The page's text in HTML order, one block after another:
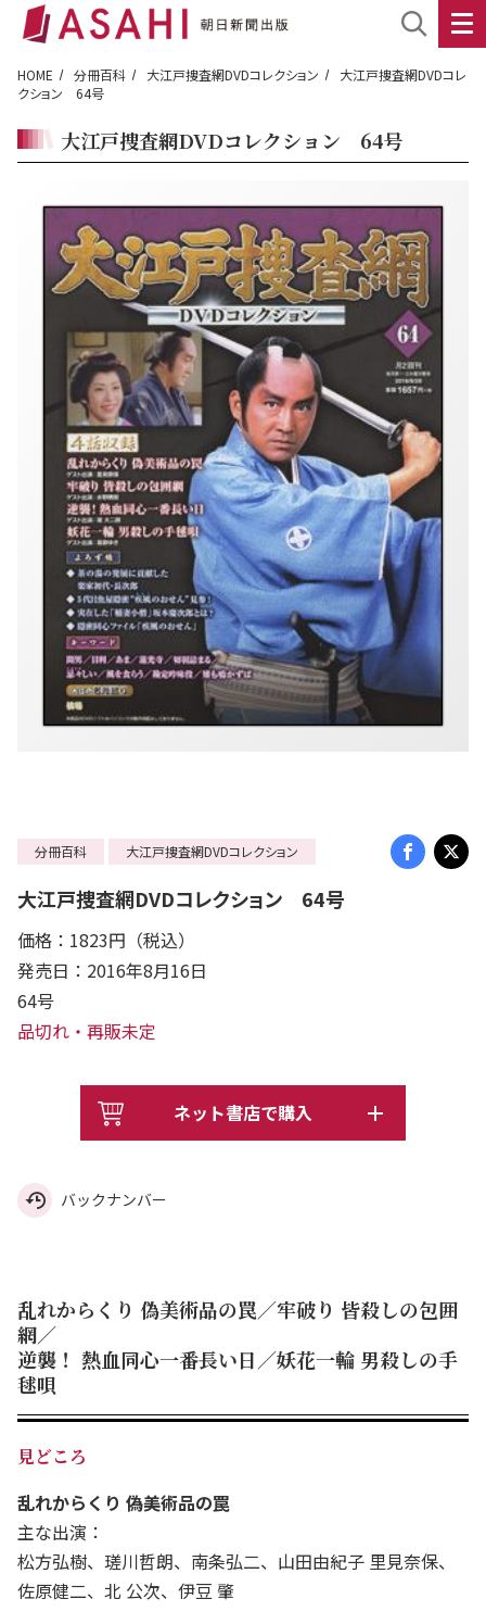
HOME 分冊百科 大江戸捜査網DVDコレクション
大江戸捜査網DVDコレ
クション 64号
大江戸捜査網DVDコレクション 64号
分冊百科 大江戸捜査網DVDコレクション
大江戸捜査網DVDコレクション 64号
価格：1823円（税込）
発売日：2016年8月16日
64号
品切れ・再販未定
ネット書店で購入
バックナンバー
乱れからくり 偽美術品の罠／牢破り 皆殺しの包囲
網／
逆襲！ 熱血同心一番長い日／妖花一輪 男殺しの手
毬唄
見どころ
乱れからくり 偽美術品の罠
主な出演：
松方弘樹、瑳川哲朗、南条弘二、山田由紀子 里見奈保、
佐原健二、北 公次、伊豆 肇